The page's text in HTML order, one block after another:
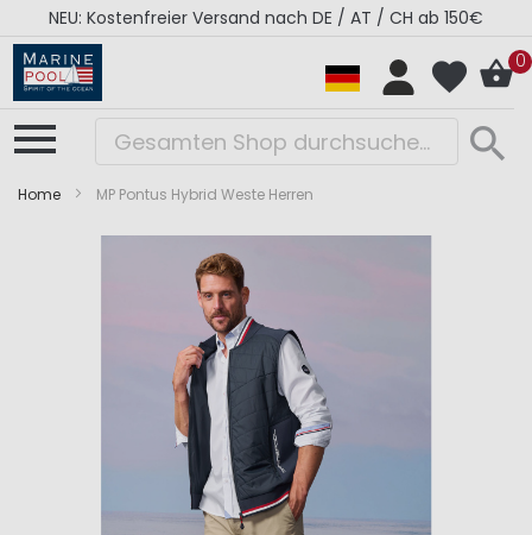
NEU: Kostenfreier Versand nach DE / AT / CH ab 150€
0
Home MP Pontus Hybrid Weste Herren